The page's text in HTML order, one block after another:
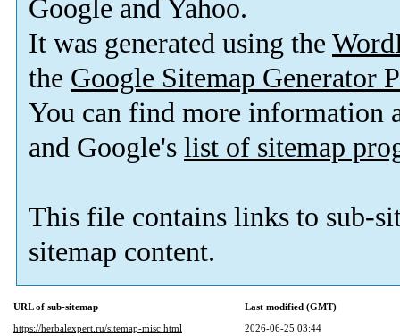
Google and Yahoo.
It was generated using the
the Google Sitemap Generator
You can find more information
and Google's list of sitemap
This file contains links to sub-
sitemap content.
URL of sub-sitemap
Last modified (GMT)
https://herbalexpert.ru/sitemap-misc.html
2026-06-25 03:44